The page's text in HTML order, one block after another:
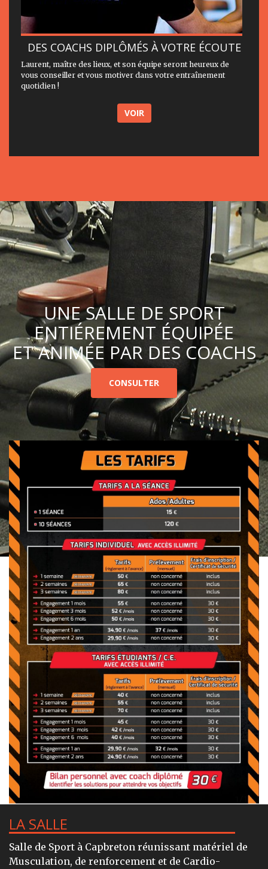
DES COACHS DIPLÔMÉS À VOTRE ÉCOUTE
Laurent, maître des lieux, et son équipe seront heureux de
vous conseiller et vous motiver dans votre entraînement
quotidien !
VOIR
UNE SALLE DE SPORT
ENTIÉREMENT ÉQUIPÉE
ET ANIMÉE PAR DES COACHS
CONSULTER
LA SALLE
Salle de Sport à Capbreton réunissant matériel de
Musculation, de renforcement et de Cardio-